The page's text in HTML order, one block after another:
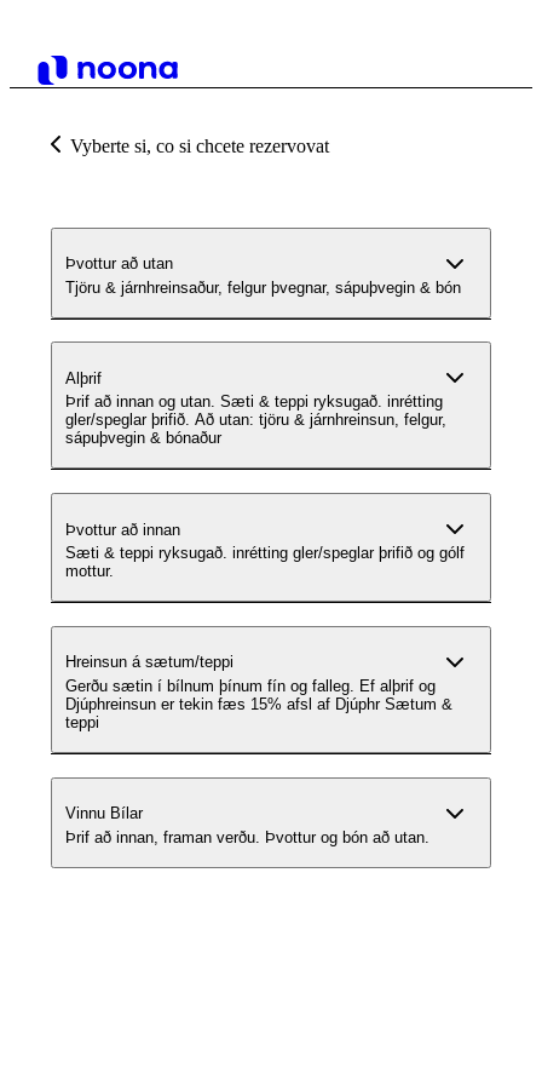
Vyberte si, co si chcete rezervovat
Þvottur að utan
Tjöru & járnhreinsaður, felgur þvegnar, sápuþvegin & bón
Alþrif
Þrif að innan og utan. Sæti & teppi ryksugað. inrétting
gler/speglar þrifið. Að utan: tjöru & járnhreinsun, felgur,
sápuþvegin & bónaður
Þvottur að innan
Sæti & teppi ryksugað. inrétting gler/speglar þrifið og gólf
mottur.
Hreinsun á sætum/teppi
Gerðu sætin í bílnum þínum fín og falleg. Ef alþrif og
Djúphreinsun er tekin fæs 15% afsl af Djúphr Sætum &
teppi
Vinnu Bílar
Þrif að innan, framan verðu. Þvottur og bón að utan.